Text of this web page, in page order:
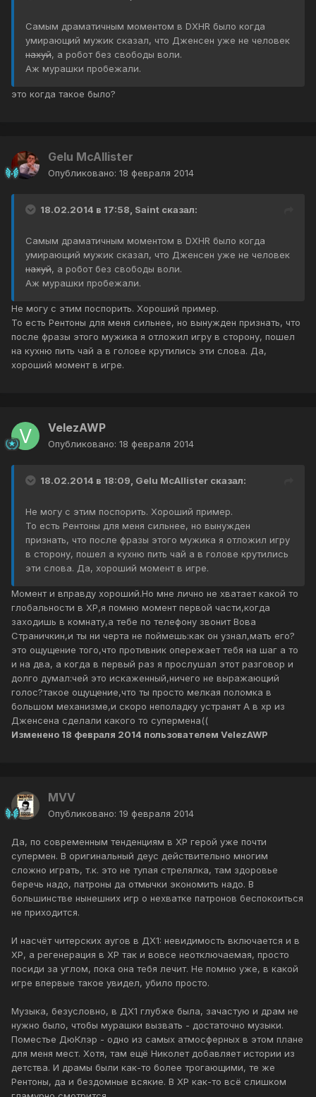
Самым драматичным моментом в DXHR было когда
умирающий мужик сказал, что Дженсен уже не человек
нахуй, а робот без свободы воли.
Аж мурашки пробежали.
это когда такое было?
Gelu McAllister
Опубликовано: 18 февраля 2014
18.02.2014 в 17:58, Saint сказал:
Самым драматичным моментом в DXHR было когда
умирающий мужик сказал, что Дженсен уже не человек
нахуй, а робот без свободы воли.
Аж мурашки пробежали.
Не могу с этим поспорить. Хороший пример.
То есть Рентоны для меня сильнее, но вынужден признать, что
после фразы этого мужика я отложил игру в сторону, пошел
на кухню пить чай а в голове крутились эти слова. Да,
хороший момент в игре.
VelezAWP
Опубликовано: 18 февраля 2014
18.02.2014 в 18:09, Gelu McAllister сказал:
Не могу с этим поспорить. Хороший пример.
То есть Рентоны для меня сильнее, но вынужден
признать, что после фразы этого мужика я отложил игру
в сторону, пошел а кухню пить чай а в голове крутились
эти слова. Да, хороший момент в игре.
Момент и вправду хороший.Но мне лично не хватает какой то
глобальности в ХР,я помню момент первой части,когда
заходишь в комнату,а тебе по телефону звонит Вова
Страничкин,и ты ни черта не поймешь:как он узнал,мать его?
это ощущение того,что противник опережает тебя на шаг а то
и на два, а когда в первый раз я прослушал этот разговор и
долго думал:чей это искаженный,ничего не выражающий
голос?такое ощущение,что ты просто мелкая поломка в
большом механизме,и скоро неполадку устранят А в хр из
Дженсена сделали какого то супермена((
Изменено 18 февраля 2014 пользователем VelezAWP
MVV
Опубликовано: 19 февраля 2014
Да, по современным тенденциям в ХР герой уже почти
супермен. В оригинальный деус действительно многим
сложно играть, т.к. это не тупая стрелялка, там здоровье
беречь надо, патроны да отмычки экономить надо. В
большинстве нынешних игр о нехватке патронов беспокоиться
не приходится.
И насчёт читерских аугов в ДХ1: невидимость включается и в
ХР, а регенерация в ХР так и вовсе неотключаемая, просто
посиди за углом, пока она тебя лечит. Не помню уже, в какой
игре впервые такое увидел, убило просто.
Музыка, безусловно, в ДХ1 глубже была, зачастую и драм не
нужно было, чтобы мурашки вызвать - достаточно музыки.
Поместье ДюКлэр - одно из самых атмосферных в этом плане
для меня мест. Хотя, там ещё Николет добавляет истории из
детства. И драмы были как-то более трогающими, те же
Рентоны, да и бездомные всякие. В ХР как-то всё слишком